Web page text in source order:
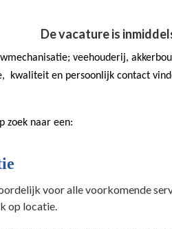
De vacature is
veehouderij,
kwaliteit en persoonlijk contact
zoek naar een:
voor alle voorkomende
op locatie.